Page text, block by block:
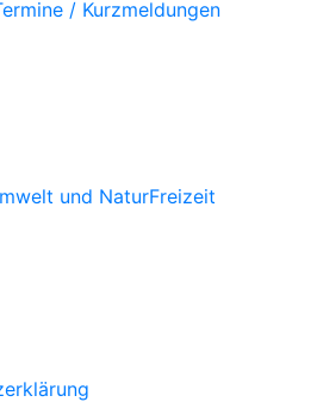
/ Kurzmeldungen
und NaturFreizeit